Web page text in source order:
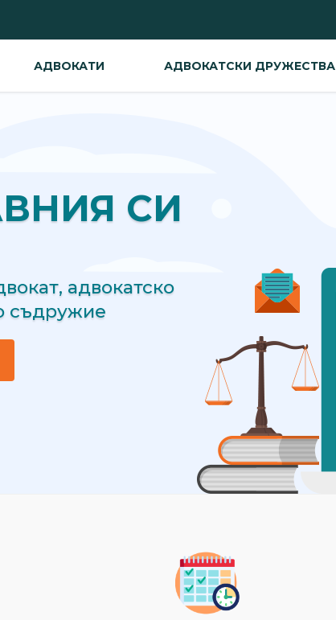
АДВОКАТИ АДВОКАТСКИ ДРУЖЕСТВА
СИ
адвокатско
съдружие